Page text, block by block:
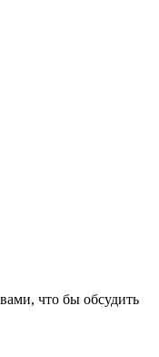
что бы обсудить